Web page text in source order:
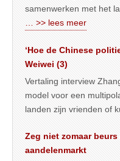
samenwerken met het
… >> lees meer
‘Hoe de Chinese
Weiwei (3)
Vertaling interview
model voor een
landen zijn vrienden of
Zeg niet zomaar
aandelenmarkt